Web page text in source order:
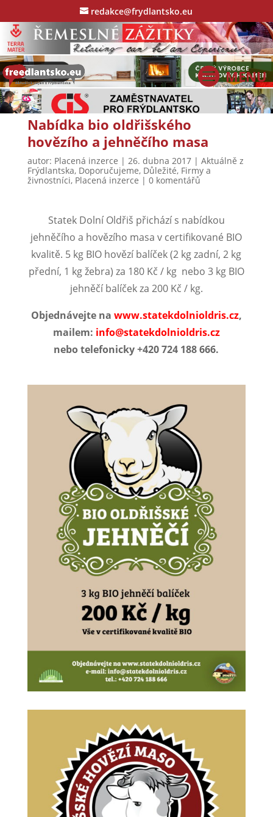
redakce@frydlantsko.eu
Nabídka bio oldřišského
hovězího a jehněčího masa
autor: Placená inzerce | 26. dubna 2017| Aktuálně z
Frýdlantska, Doporučujeme, Důležité, Firmy a
živnostníci, Placená inzerce | 0 komentářů
Statek Dolní Oldřiš přichází s nabídkou
jehněčího a hovězího masa v certifikované BIO
kvalitě. 5 kg BIO hovězí balíček (2 kg zadní, 2 kg
přední, 1 kg žebra) za 180 Kč / kg nebo 3 kg BIO
jehněčí balíček za 200 Kč / kg.
Objednávejte na www.statekdolnioldris.cz,
mailem: info@statekdolnioldris.cz
nebo telefonicky +420 724 188 666.